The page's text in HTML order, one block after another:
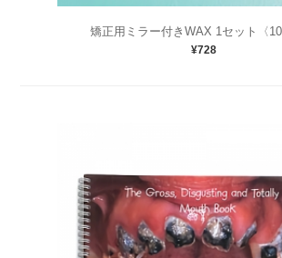
矯正用ミラー付きWAX 1セット〈10
¥728